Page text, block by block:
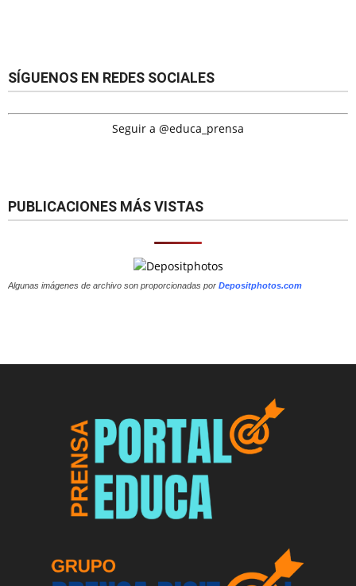
SÍGUENOS EN REDES SOCIALES
Seguir a @educa_prensa
PUBLICACIONES MÁS VISTAS
Algunas imágenes de archivo son proporcionadas por Depositphotos.com